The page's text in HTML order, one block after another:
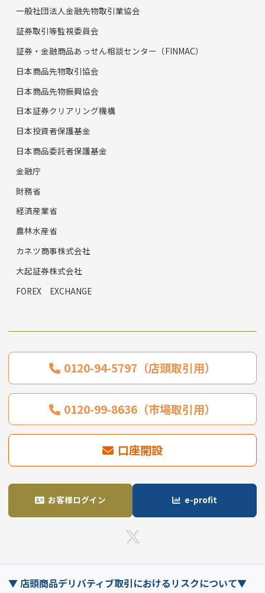
一般社団法人金融先物取引業協会
証券取引等監視委員会
証券・金融商品あっせん相談センター（FINMAC）
日本商品先物取引協会
日本商品先物振興協会
日本証券クリアリング機構
日本投資者保護基金
日本商品委託者保護基金
金融庁
財務省
経済産業省
農林水産省
カネツ商事株式会社
大起証券株式会社
FOREX EXCHANGE
0120-94-5797（店頭取引用）
0120-99-8636（市場取引用）
口座開設
お客様ログイン e-profit
▼ 店頭商品デリバティブ取引におけるリスクについて▼